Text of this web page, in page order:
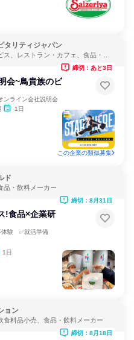
タリティジャパン
、レストラン・カフェ、食品・飲
会~鳥貴族のビ
ンライン会社説明会
1日
締切：あと3日
この企業の類似募集
ド
品・飲料メーカー
!食品×企業研
体験 ✅就活準備
1日
締切：8月31日
ョン
食料品小売、食品・飲料メーカー
締切：8月18日